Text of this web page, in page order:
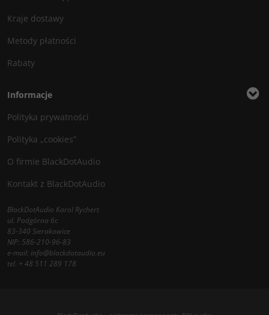
Kraje dostawy
Metody płatności
Rabaty
Informacje
Polityka prywatności
Polityka „cookies”
O firmie BlackDotAudio
Kontakt z BlackDotAudio
BlackDotAudio Karol Rychert
ul. Podgórna 6c
83-340 Sierakowice
NIP: 586-210-96-83
e-mail:info@blackdotaudio.eu
tel. + 48 511 289 178